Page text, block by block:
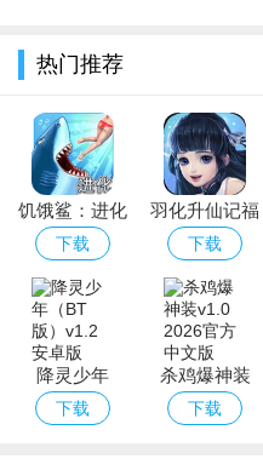
高爆率与高福利双保障：最
系丰厚，每日免费金币、连续
充返利、救济金机制完善，真
门槛享受高收益。
玩法多元且适配全玩家：场
场、万炮狂暴场全覆盖，适配
网竞技双模式，兼顾碎片化休
手，无复杂养成压力，同时融
可提升收益，休闲与策略并存。
热门推荐
饥饿鲨：进化
下载无限钻石
版无限金币无
限珍珠
下载
羽化升仙记福
利版
下载
降灵少年
（BT版）
下载
杀鸡爆神装
下载